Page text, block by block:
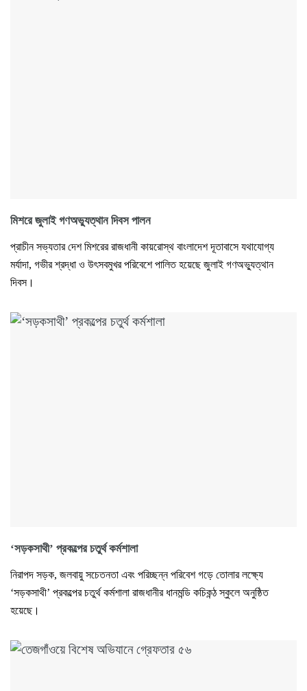
মিশরে জুলাই গণঅভ্যুত্থান দিবস পালন
প্রাচীন সভ্যতার দেশ মিশরের রাজধানী কায়রোস্থ বাংলাদেশ দূতাবাসে যথাযোগ্য
মর্যাদা, গভীর শ্রদ্ধা ও উৎসবমুখর পরিবেশে পালিত হয়েছে জুলাই গণঅভ্যুত্থান
দিবস।
‘সড়কসাথী’ প্রকল্পের চতুর্থ কর্মশালা
নিরাপদ সড়ক, জলবায়ু সচেতনতা এবং পরিচ্ছন্ন পরিবেশ গড়ে তোলার লক্ষ্যে
‘সড়কসাথী’ প্রকল্পের চতুর্থ কর্মশালা রাজধানীর ধানমন্ডি কচিকন্ঠ স্কুলে অনুষ্ঠিত
হয়েছে।